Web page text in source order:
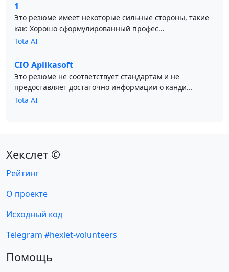
1
Это резюме имеет некоторые сильные стороны, такие
как: Хорошо сформулированный профес...
Tota AI
CIO Aplikasoft
Это резюме не соответствует стандартам и не
предоставляет достаточно информации о канди...
Tota AI
Хекслет ©
Рейтинг
О проекте
Исходный код
Telegram #hexlet-volunteers
Помощь